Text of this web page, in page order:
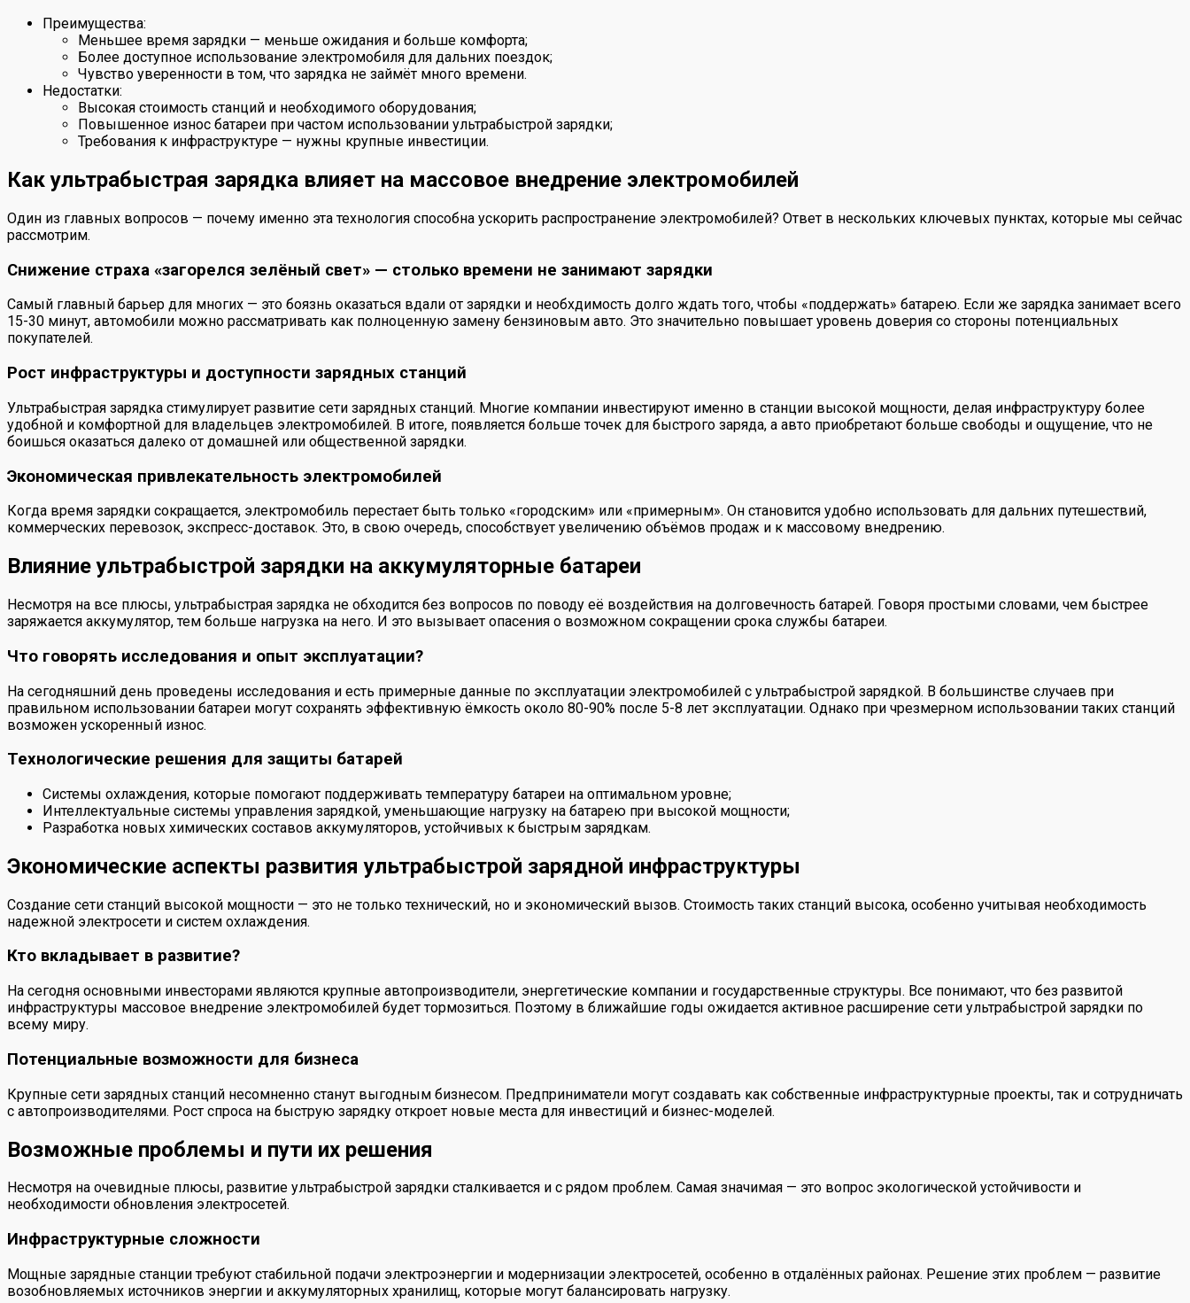
Преимущества:
Меньшее время зарядки — меньше ожидания и больше комфорта;
Более доступное использование электромобиля для дальних поездок;
Чувство уверенности в том, что зарядка не займёт много времени.
Недостатки:
Высокая стоимость станций и необходимого оборудования;
Повышенное износ батареи при частом использовании ультрабыстрой зарядки;
Требования к инфраструктуре — нужны крупные инвестиции.
Как ультрабыстрая зарядка влияет на массовое внедрение электромобилей
Один из главных вопросов — почему именно эта технология способна ускорить распространение электромобилей? Ответ в нескольких ключевых пунктах, которые мы сейчас
рассмотрим.
Снижение страха «загорелся зелёный свет» — столько времени не занимают зарядки
Самый главный барьер для многих — это боязнь оказаться вдали от зарядки и необхдимость долго ждать того, чтобы «поддержать» батарею. Если же зарядка занимает всего
15-30 минут, автомобили можно рассматривать как полноценную замену бензиновым авто. Это значительно повышает уровень доверия со стороны потенциальных
покупателей.
Рост инфраструктуры и доступности зарядных станций
Ультрабыстрая зарядка стимулирует развитие сети зарядных станций. Многие компании инвестируют именно в станции высокой мощности, делая инфраструктуру более
удобной и комфортной для владельцев электромобилей. В итоге, появляется больше точек для быстрого заряда, а авто приобретают больше свободы и ощущение, что не
боишься оказаться далеко от домашней или общественной зарядки.
Экономическая привлекательность электромобилей
Когда время зарядки сокращается, электромобиль перестает быть только «городским» или «примерным». Он становится удобно использовать для дальних путешествий,
коммерческих перевозок, экспресс-доставок. Это, в свою очередь, способствует увеличению объёмов продаж и к массовому внедрению.
Влияние ультрабыстрой зарядки на аккумуляторные батареи
Несмотря на все плюсы, ультрабыстрая зарядка не обходится без вопросов по поводу её воздействия на долговечность батарей. Говоря простыми словами, чем быстрее
заряжается аккумулятор, тем больше нагрузка на него. И это вызывает опасения о возможном сокращении срока службы батареи.
Что говорять исследования и опыт эксплуатации?
На сегодняшний день проведены исследования и есть примерные данные по эксплуатации электромобилей с ультрабыстрой зарядкой. В большинстве случаев при
правильном использовании батареи могут сохранять эффективную ёмкость около 80-90% после 5-8 лет эксплуатации. Однако при чрезмерном использовании таких станций
возможен ускоренный износ.
Технологические решения для защиты батарей
Системы охлаждения, которые помогают поддерживать температуру батареи на оптимальном уровне;
Интеллектуальные системы управления зарядкой, уменьшающие нагрузку на батарею при высокой мощности;
Разработка новых химических составов аккумуляторов, устойчивых к быстрым зарядкам.
Экономические аспекты развития ультрабыстрой зарядной инфраструктуры
Создание сети станций высокой мощности — это не только технический, но и экономический вызов. Стоимость таких станций высока, особенно учитывая необходимость
надежной электросети и систем охлаждения.
Кто вкладывает в развитие?
На сегодня основными инвесторами являются крупные автопроизводители, энергетические компании и государственные структуры. Все понимают, что без развитой
инфраструктуры массовое внедрение электромобилей будет тормозиться. Поэтому в ближайшие годы ожидается активное расширение сети ультрабыстрой зарядки по
всему миру.
Потенциальные возможности для бизнеса
Крупные сети зарядных станций несомненно станут выгодным бизнесом. Предприниматели могут создавать как собственные инфраструктурные проекты, так и сотрудничать
с автопроизводителями. Рост спроса на быструю зарядку откроет новые места для инвестиций и бизнес-моделей.
Возможные проблемы и пути их решения
Несмотря на очевидные плюсы, развитие ультрабыстрой зарядки сталкивается и с рядом проблем. Самая значимая — это вопрос экологической устойчивости и
необходимости обновления электросетей.
Инфраструктурные сложности
Мощные зарядные станции требуют стабильной подачи электроэнергии и модернизации электросетей, особенно в отдалённых районах. Решение этих проблем — развитие
возобновляемых источников энергии и аккумуляторных хранилищ, которые могут балансировать нагрузку.